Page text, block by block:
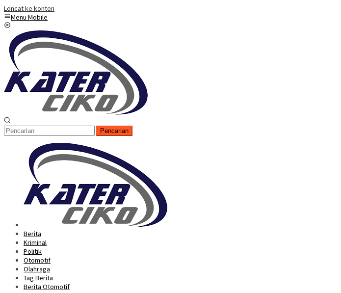
Loncat ke konten
Menu Mobile
Pencarian
Berita
Kriminal
Politik
Otomotif
Olahraga
Tag Berita
Berita Otomotif